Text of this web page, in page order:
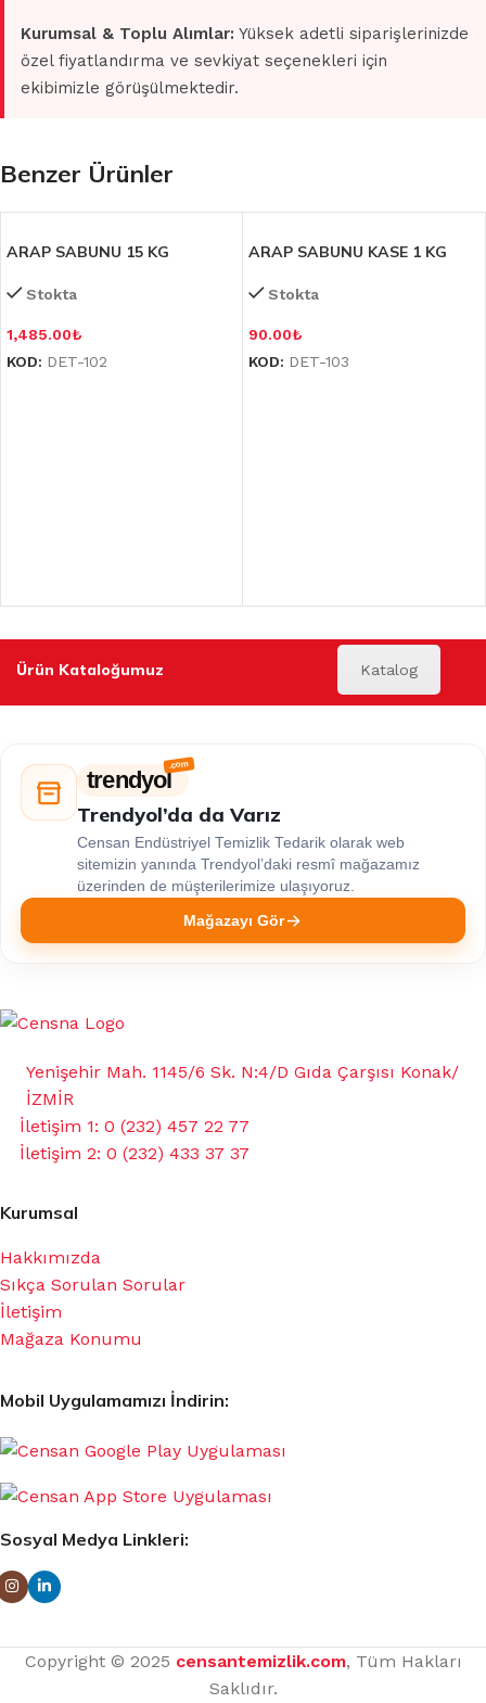
Kurumsal & Toplu Alımlar: Yüksek adetli siparişlerinizde
özel fiyatlandırma ve sevkiyat seçenekleri için
ekibimizle görüşülmektedir.
Benzer Ürünler
ARAP SABUNU 15 KG
Stokta
1,485.00₺
KOD: DET-102
ARAP SABUNU KASE 1 KG
Stokta
90.00₺
KOD: DET-103
Ürün Kataloğumuz Katalog
trendyol
Trendyol’da da Varız
Censan Endüstriyel Temizlik Tedarik olarak web
sitemizin yanında Trendyol’daki resmî mağazamız
üzerinden de müşterilerimize ulaşıyoruz.
Mağazayı Gör
Yenişehir Mah. 1145/6 Sk. N:4/D Gıda Çarşısı Konak/
İZMİR
İletişim 1: 0 (232) 457 22 77
İletişim 2: 0 (232) 433 37 37
Kurumsal
Hakkımızda
Sıkça Sorulan Sorular
İletişim
Mağaza Konumu
Mobil Uygulamamızı İndirin:
Sosyal Medya Linkleri:
Copyright © 2025 censantemizlik.com, Tüm Hakları
Saklıdır.